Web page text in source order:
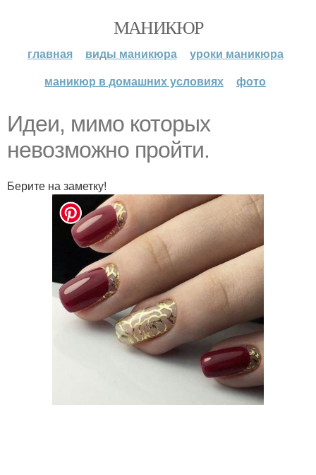
МАНИКЮР
главная виды маникюра
уроки маникюра
маникюр в домашних условиях
фото
Идеи, мимо которых
невозможно пройти.
Берите на заметку!